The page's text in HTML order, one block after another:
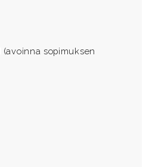
(avoinna sopimuksen